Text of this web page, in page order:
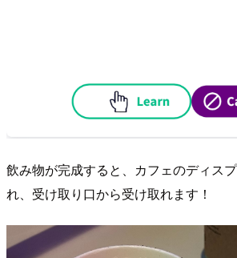
飲み物が完成すると、カフェのディス
れ、受け取り口から受け取れます！